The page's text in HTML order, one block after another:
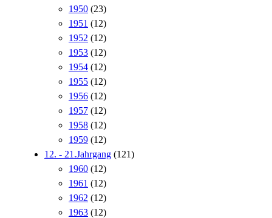
1950 (23)
1951 (12)
1952 (12)
1953 (12)
1954 (12)
1955 (12)
1956 (12)
1957 (12)
1958 (12)
1959 (12)
12. - 21.Jahrgang (121)
1960 (12)
1961 (12)
1962 (12)
1963 (12)